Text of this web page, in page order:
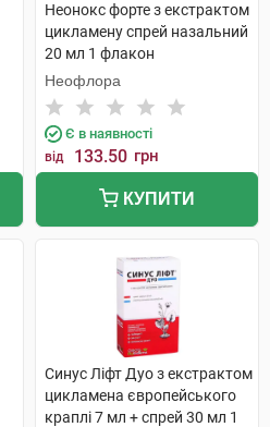
Неонокс форте з екстрактом
цикламену спрей назальний
20 мл 1 флакон
Неофлора
Є в наявності
від 133.50 грн
КУПИТИ
Синус Ліфт Дуо з екстрактом
цикламена європейського
краплі 7 мл + спрей 30 мл 1